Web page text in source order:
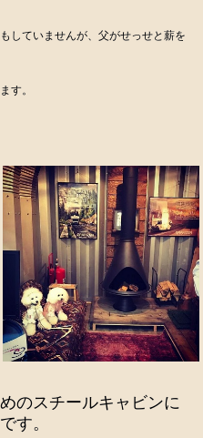
していませんが、父がせっせと薪を
す。
のスチールキャビンに
す。